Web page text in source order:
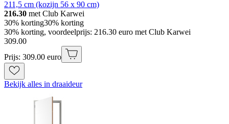
211,5 cm (kozijn 56 x 90 cm)
216.30 met Club Karwei
30% korting30% korting
30% korting, voordeelprijs: 216.30 euro met Club Karwei
309.00
Prijs: 309.00 euro
Bekijk alles in draaideur